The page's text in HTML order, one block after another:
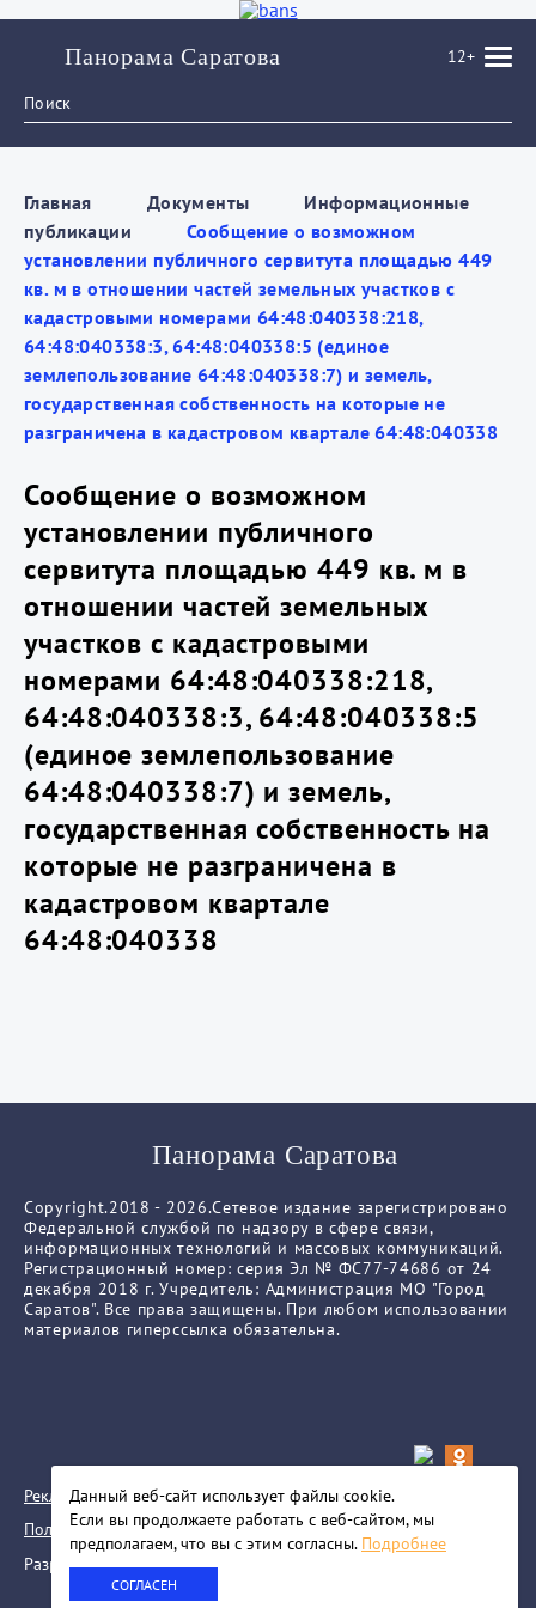
Панорама Саратова 12+
Главная Документы
Информационные
публикации
Сообщение о возможном
установлении публичного сервитута площадью 449
кв. м в отношении частей земельных участков с
кадастровыми номерами 64:48:040338:218,
64:48:040338:3, 64:48:040338:5 (единое
землепользование 64:48:040338:7) и земель,
государственная собственность на которые не
разграничена в кадастровом квартале 64:48:040338
Сообщение о возможном
установлении публичного
сервитута площадью 449 кв. м в
отношении частей земельных
участков с кадастровыми
номерами 64:48:040338:218,
64:48:040338:3, 64:48:040338:5
(единое землепользование
64:48:040338:7) и земель,
государственная собственность на
которые не разграничена в
кадастровом квартале
64:48:040338
Панорама Саратова
Copyright.2018 - 2026.Сетевое издание зарегистрировано
Федеральной службой по надзору в сфере связи,
информационных технологий и массовых коммуникаций.
Регистрационный номер: серия Эл № ФС77-74686 от 24
декабря 2018 г. Учредитель: Администрация МО "Город
Саратов". Все права защищены. При любом использовании
материалов гиперссылка обязательна.
Реклама
Политика конфиденциальности
Разработка сайта
Данный веб-сайт использует файлы сookie.
Если вы продолжаете работать с веб-сайтом, мы
предполагаем, что вы с этим согласны. Подробнее
СОГЛАСЕН